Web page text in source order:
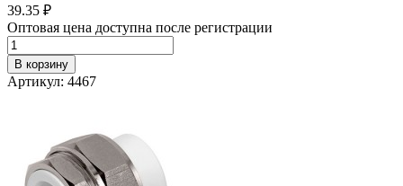
39.35 ₽
Оптовая цена доступна после регистрации
В корзину
Артикул: 4467